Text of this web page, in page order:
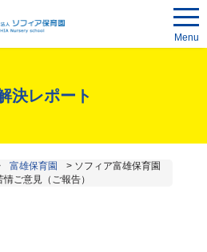
Menu
決レポート
富雄保育園 > ソフィア富雄保育園
ご意見（ご報告）